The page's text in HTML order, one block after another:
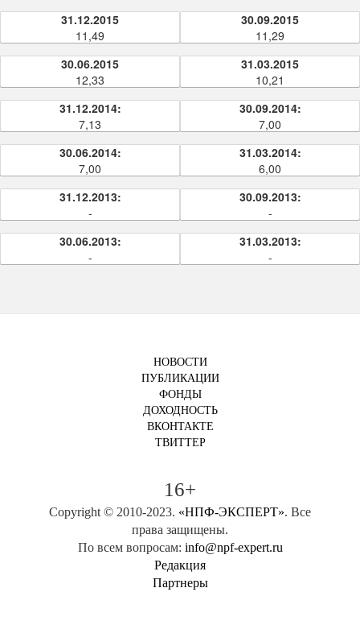
31.12.2015
11,49
30.09.2015
11,29
30.06.2015
12,33
31.03.2015
10,21
31.12.2014:
7,13
30.09.2014:
7,00
30.06.2014:
7,00
31.03.2014:
6,00
31.12.2013:
-
30.09.2013:
-
30.06.2013:
-
31.03.2013:
-
НОВОСТИ
ПУБЛИКАЦИИ
ФОНДЫ
ДОХОДНОСТЬ
ВКОНТАКТЕ
ТВИТТЕР
16+
Copyright © 2010-2023. «НПФ-ЭКСПЕРТ». Все
права защищены.
По всем вопросам: info@npf-expert.ru
Редакция
Партнеры